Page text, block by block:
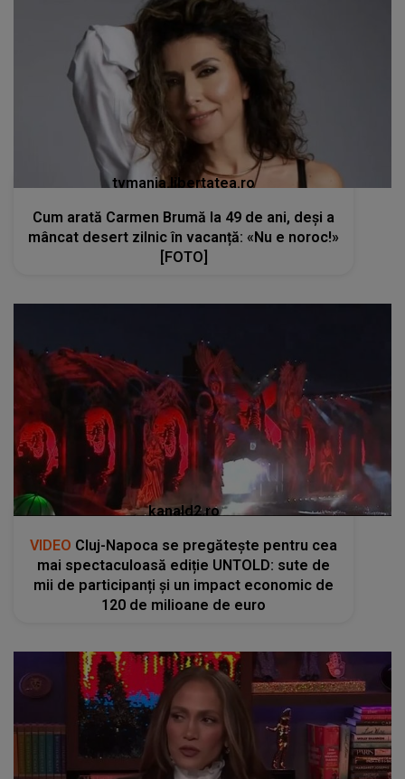
tvmania.libertatea.ro
Cum arată Carmen Brumă la 49 de ani, deși a
mâncat desert zilnic în vacanță: «Nu e noroc!»
[FOTO]
kanald2.ro
VIDEO Cluj-Napoca se pregătește pentru cea
mai spectaculoasă ediție UNTOLD: sute de
mii de participanți și un impact economic de
120 de milioane de euro